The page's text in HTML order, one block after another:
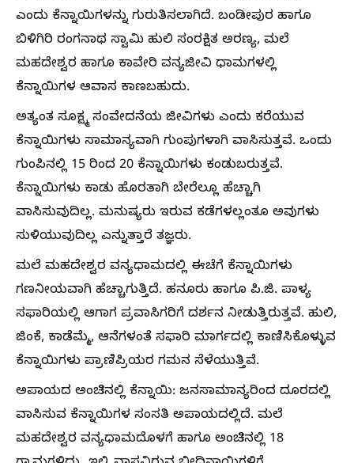
ಎಂದು ಕೆನ್ನಾಯಿಗಳನ್ನು ಗುರುತಿಸಲಾಗಿದೆ. ಬಂಡೀಪುರ ಹಾಗೂ
ಬಿಳಿಗಿರಿ ರಂಗನಾಥ ಸ್ವಾಮಿ ಹುಲಿ ಸಂರಕ್ಷಿತ ಅರಣ್ಯ, ಮಲೆ
ಮಹದೇಶ್ವರ ಹಾಗೂ ಕಾವೇರಿ ವನ್ಯಜೀವಿ ಧಾಮಗಳಲ್ಲಿ
ಕೆನ್ನಾಯಿಗಳ ಆವಾಸ ಕಾಣಬಹುದು.
ಅತ್ಯಂತ ಸೂಕ್ಷ್ಮ ಸಂವೇದನೆಯ ಜೀವಿಗಳು ಎಂದು ಕರೆಯುವ
ಕೆನ್ನಾಯಿಗಳು ಸಾಮಾನ್ಯವಾಗಿ ಗುಂಪುಗಳಾಗಿ ವಾಸಿಸುತ್ತವೆ. ಒಂದು
ಗುಂಪಿನಲ್ಲಿ 15 ರಿಂದ 20 ಕೆನ್ನಾಯಿಗಳು ಕಂಡುಬರುತ್ತವೆ.
ಕೆನ್ನಾಯಿಗಳು ಕಾಡು ಹೊರತಾಗಿ ಬೇರೆಲ್ಲೂ ಹೆಚ್ಚಾಗಿ
ವಾಸಿಸುವುದಿಲ್ಲ. ಮನುಷ್ಯರು ಇರುವ ಕಡೆಗಳಲ್ಲಂತೂ ಅವುಗಳು
ಸುಳಿಯುವುದಿಲ್ಲ ಎನ್ನುತ್ತಾರೆ ತಜ್ಞರು.
ಮಲೆ ಮಹದೇಶ್ವರ ವನ್ಯಧಾಮದಲ್ಲಿ ಈಚೆಗೆ ಕೆನ್ನಾಯಿಗಳು
ಗಣನೀಯವಾಗಿ ಹೆಚ್ಚಾಗುತ್ತಿದೆ. ಹನೂರು ಹಾಗೂ ಪಿ.ಜಿ. ಪಾಳ್ಯ
ಸಫಾರಿಯಲ್ಲಿ ಆಗಾಗ ಪ್ರವಾಸಿಗರಿಗೆ ದರ್ಶನ ನೀಡುತ್ತಿರುತ್ತವೆ. ಹುಲಿ,
ಜಿಂಕೆ, ಕಾಡೆಮ್ಮೆ, ಆನೆಗಳಂತೆ ಸಫಾರಿ ಮಾರ್ಗದಲ್ಲಿ ಕಾಣಿಸಿಕೊಳ್ಳುವ
ಕೆನ್ನಾಯಿಗಳು ಪ್ರಾಣಿಪ್ರಿಯರ ಗಮನ ಸೆಳೆಯುತ್ತಿವೆ.
ಅಪಾಯದ ಅಂಚಿನಲ್ಲಿ ಕೆನ್ನಾಯಿ: ಜನಸಾಮಾನ್ಯರಿಂದ ದೂರದಲ್ಲಿ
ವಾಸಿಸುವ ಕೆನ್ನಾಯಿಗಳ ಸಂಸತಿ ಅಪಾಯದಲ್ಲಿದೆ. ಮಲೆ
ಮಹದೇಶ್ವರ ವನ್ಯಧಾಮದೊಳಗೆ ಹಾಗೂ ಅಂಚಿನಲ್ಲಿ 18